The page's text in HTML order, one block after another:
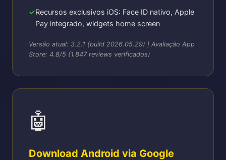
Recursos exclusivos iOS: Face ID nativo, Apple
Pay integrado, widgets home screen
Versão atual: 3.2.1 (build 2026.05.29) | Avaliação App
Store: 4.8/5 (1.847 reviews verificados)
🤖
Download Android via Google